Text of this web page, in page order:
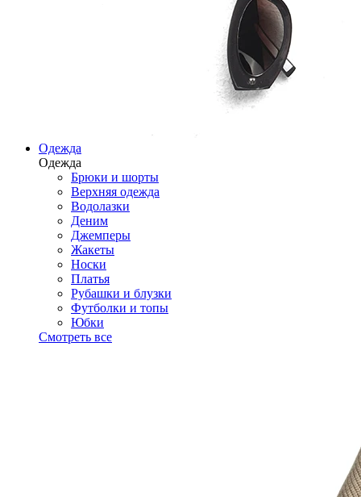
Одежда
Одежда
Брюки и шорты
Верхняя одежда
Водолазки
Деним
Джемперы
Жакеты
Носки
Платья
Рубашки и блузки
Футболки и топы
Юбки
Смотреть все